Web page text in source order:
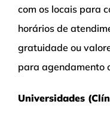
com os locais para
horários de
gratuidade ou
para agendamento
Universidades